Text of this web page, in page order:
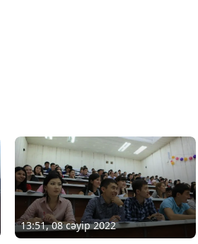
13:51, 08 сәуір 2022